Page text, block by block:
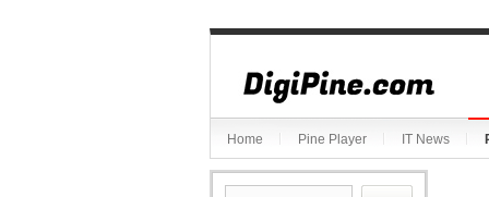
Home Pine Player IT News
Sketchbook5, 스케치북5